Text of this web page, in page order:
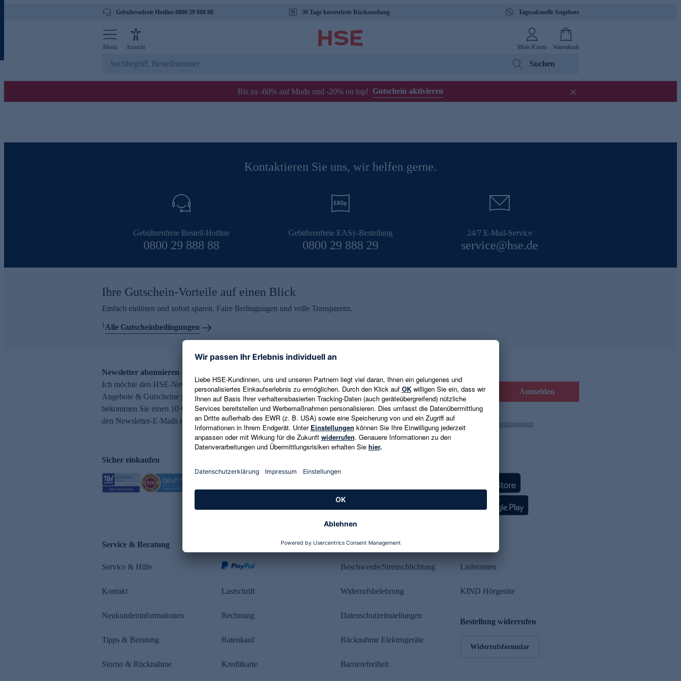
Gebührenfreie Hotline 0800 29 888 88 30 Tage kostenfreie Rücksendung Tagesaktuelle Angebote
Menü Ansicht Mein Konto Warenkorb
Suchen
Bis zu -60% auf Mode und -20% on top! Gutschein aktivieren
Kontaktieren Sie uns, wir helfen gerne.
Gebührenfreie Bestell-Hotline
0800 29 888 88
Gebührenfreie EASy-Bestellung
0800 29 888 29
24/7 E-Mail-Service
service@hse.de
Ihre Gutschein-Vorteile auf einen Blick
Einfach einlösen und sofort sparen. Faire Bedingungen und volle Transparenz.
1Alle Gutscheinbedingungen
Newsletter abonnieren – 10 € Gutschein erhalten
Ich möchte den HSE-Newsletter abonnieren und aktuelle Trends,
Angebote & Gutscheine per E-Mail erhalten. Als Dankeschön
bekommen Sie einen 10 € Gutschein. Eine Abmeldung ist jederzeit in
den Newsletter-E-Mails möglich.
E-Mail-Adresse eingeben Anmelden
Es gelten die Datenschutzrichtlinien und die Gutscheinbedingungen
Sicher einkaufen
Service & Beratung
Service & Hilfe
Kontakt
Neukundeninformationen
Tipps & Beratung
Storno & Rücknahme
Lastschrift
Rechnung
Ratenkauf
Kreditkarte
Rechtliches
Beschwerde/Streitschlichtung
Widerrufsbelehrung
Datenschutzeinstellungen
Rücknahme Elektrogeräte
Barrierefreiheit
Lieferanten
KIND Hörgeräte
Bestellung widerrufen
Widerrufsformular